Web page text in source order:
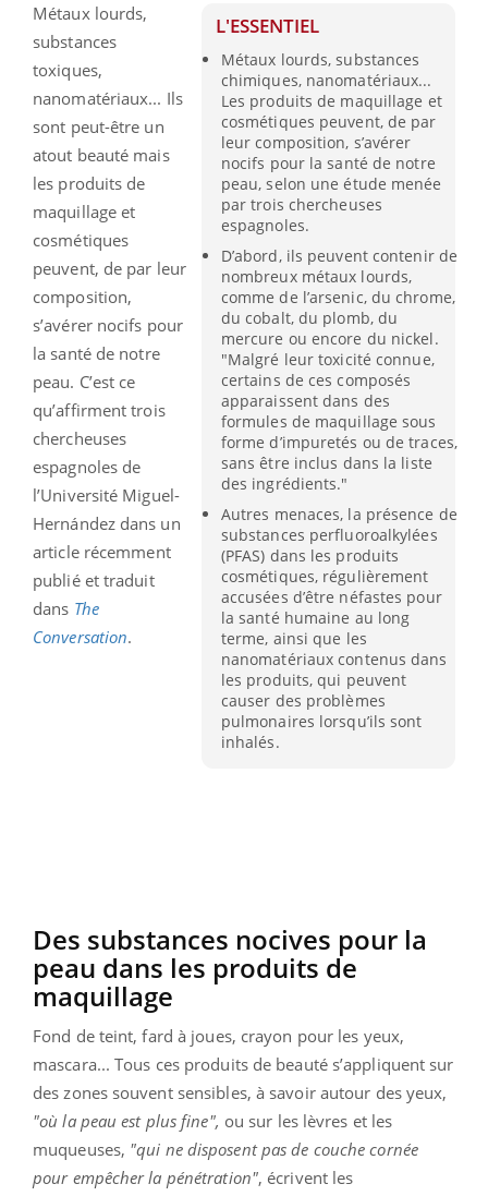
L'ESSENTIEL
Métaux lourds, substances
chimiques, nanomatériaux...
Les produits de maquillage et
cosmétiques peuvent, de par
leur composition, s’avérer
nocifs pour la santé de notre
peau, selon une étude menée
par trois chercheuses
espagnoles.
D’abord, ils peuvent contenir de
nombreux métaux lourds,
comme de l’arsenic, du chrome,
du cobalt, du plomb, du
mercure ou encore du nickel.
"Malgré leur toxicité connue,
certains de ces composés
apparaissent dans des
formules de maquillage sous
forme d’impuretés ou de traces,
sans être inclus dans la liste
des ingrédients."
Autres menaces, la présence de
substances perfluoroalkylées
(PFAS) dans les produits
cosmétiques, régulièrement
accusées d’être néfastes pour
la santé humaine au long
terme, ainsi que les
nanomatériaux contenus dans
les produits, qui peuvent
causer des problèmes
pulmonaires lorsqu’ils sont
inhalés.
Métaux lourds,
substances
toxiques,
nanomatériaux... Ils
sont peut-être un
atout beauté mais
les produits de
maquillage et
cosmétiques
peuvent, de par leur
composition,
s’avérer nocifs pour
la santé de notre
peau. C’est ce
qu’affirment trois
chercheuses
espagnoles de
l’Université Miguel-
Hernández dans un
article récemment
publié et traduit
dans The
Conversation.
Des substances nocives pour la
peau dans les produits de
maquillage
Fond de teint, fard à joues, crayon pour les yeux,
mascara... Tous ces produits de beauté s’appliquent sur
des zones souvent sensibles, à savoir autour des yeux,
"où la peau est plus fine", ou sur les lèvres et les
muqueuses, "qui ne disposent pas de couche cornée
pour empêcher la pénétration", écrivent les